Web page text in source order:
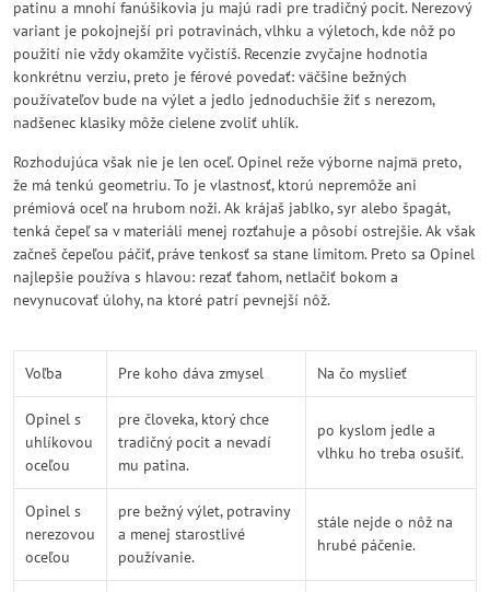
patinu a mnohí fanúšikovia ju majú radi pre tradičný pocit. Nerezový
variant je pokojnejší pri potravinách, vlhku a výletoch, kde nôž po
použití nie vždy okamžite vyčistíš. Recenzie zvyčajne hodnotia
konkrétnu verziu, preto je férové povedať: väčšine bežných
používateľov bude na výlet a jedlo jednoduchšie žiť s nerezom,
nadšenec klasiky môže cielene zvoliť uhlík.
Rozhodujúca však nie je len oceľ. Opinel reže výborne najmä preto,
že má tenkú geometriu. To je vlastnosť, ktorú nepremôže ani
prémiová oceľ na hrubom noži. Ak krájaš jablko, syr alebo špagát,
tenká čepeľ sa v materiáli menej rozťahuje a pôsobí ostrejšie. Ak však
začneš čepeľou páčiť, práve tenkosť sa stane limitom. Preto sa Opinel
najlepšie používa s hlavou: rezať ťahom, netlačiť bokom a
nevynucovať úlohy, na ktoré patrí pevnejší nôž.
Voľba Pre koho dáva zmysel Na čo myslieť
Opinel s
uhlíkovou
oceľou
pre človeka, ktorý chce
tradičný pocit a nevadí
mu patina.
po kyslom jedle a
vlhku ho treba osušiť.
Opinel s
nerezovou
oceľou
pre bežný výlet, potraviny
a menej starostlivé
používanie.
stále nejde o nôž na
hrubé páčenie.